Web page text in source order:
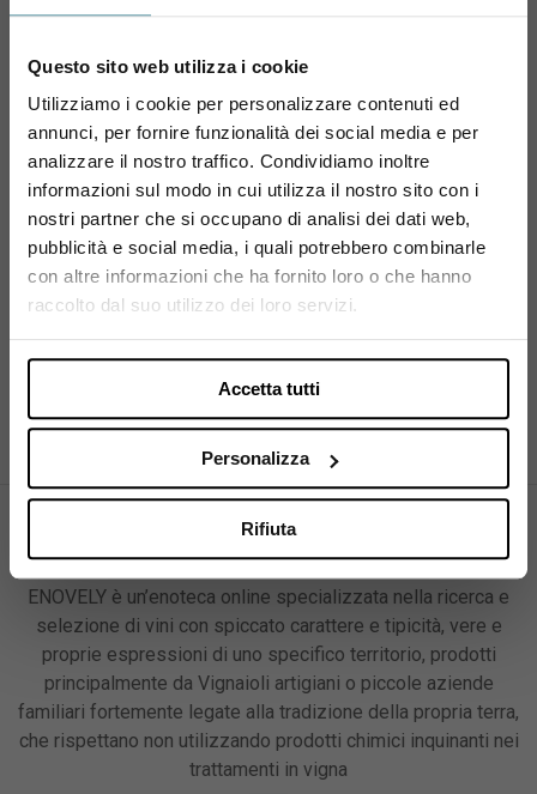
Questo sito web utilizza i cookie
Utilizziamo i cookie per personalizzare contenuti ed
annunci, per fornire funzionalità dei social media e per
analizzare il nostro traffico. Condividiamo inoltre
informazioni sul modo in cui utilizza il nostro sito con i
nostri partner che si occupano di analisi dei dati web,
pubblicità e social media, i quali potrebbero combinarle
con altre informazioni che ha fornito loro o che hanno
raccolto dal suo utilizzo dei loro servizi.
Accetta tutti
Personalizza
Rifiuta
Resta sempre aggiornato su
tutte le novità Enovely
ENOVELY è un’enoteca online specializzata nella ricerca e
selezione di vini con spiccato carattere e tipicità, vere e
proprie espressioni di uno specifico territorio, prodotti
principalmente da Vignaioli artigiani o piccole aziende
familiari fortemente legate alla tradizione della propria terra,
che rispettano non utilizzando prodotti chimici inquinanti nei
trattamenti in vigna
Utilizza il coupon NEWENOVELY
per avere un 10% di sconto sul tuo primo ordine!
Si, sono maggiorenne.